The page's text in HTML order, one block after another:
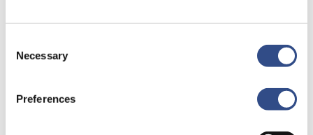
Selection
Necessary
Preferences
Nee